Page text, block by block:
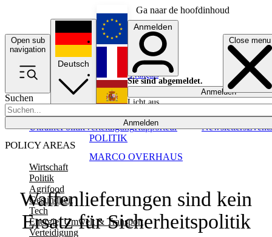
Ga naar de hoofdinhoud
Open sub
navigation
Close menu
Suchen
Anmelden
POLICY AREAS
Wirtschaft
Politik
Agrifood
Gesundheit
Tech
Energie, Umwelt & Transport
Verteidigung
UkrainePolitikVerteidigungRapporteur NewslettersEvents
Deutsch
English
Français
Anmelden
Sie sind abgemeldet.
Anmelden
Licht aus
Waffenlieferungen sind kein
Ersatz für Sicherheitspolitik
MARCO OVERHAUS
POLITIK